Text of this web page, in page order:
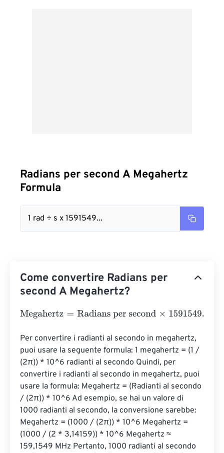
Radians per second A Megahertz
Formula
1 rad ÷ s x 1591549...
Come convertire Radians per
second A Megahertz?
Megahertz= Radians per second×1591549.430919
Per convertire i radianti al secondo in megahertz,
puoi usare la seguente formula: 1 megahertz = (1 /
(2π)) * 10^6 radianti al secondo Quindi, per
convertire i radianti al secondo in megahertz, puoi
usare la formula: Megahertz = (Radianti al secondo
/ (2π)) * 10^6 Ad esempio, se hai un valore di
1000 radianti al secondo, la conversione sarebbe:
Megahertz = (1000 / (2π)) * 10^6 Megahertz =
(1000 / (2 * 3,14159)) * 10^6 Megahertz ≈
159,1549 MHz Pertanto, 1000 radianti al secondo